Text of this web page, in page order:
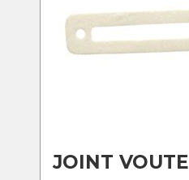
JOINT VOUTE